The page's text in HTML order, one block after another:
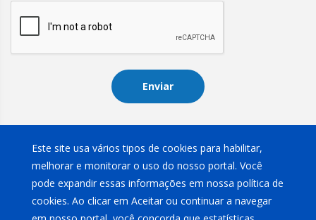
Este site usa vários tipos de cookies para habilitar,
melhorar e monitorar o uso do nosso portal. Você
pode expandir essas informações em nossa política de
cookies. Ao clicar em Aceitar ou continuar a navegar
Enviar